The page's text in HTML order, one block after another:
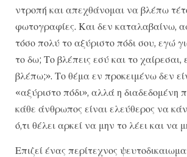
ντροπή και απεχθάνομαι να βλέπω
φωτογραφίες. Και δεν καταλαβαίνω,
τόσο πολύ το αξύριστο πόδι σου, εγώ
το δω; Το βλέπεις εσύ και το χαίρεσαι,
βλέπω;». Το θέμα εν προκειμένω δεν
«αξύριστο πόδι», αλλά η διαδεδομένη
κάθε άνθρωπος είναι ελεύθερος να
ό,τι θέλει αρκεί να μην το λέει και να
Επιζεί ένας περίτεχνος